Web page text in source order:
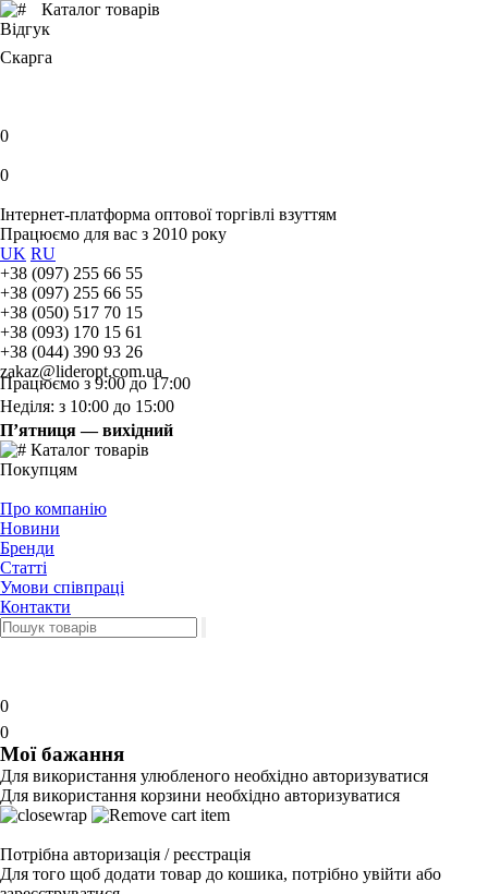
Каталог товарів
Відгук
Скарга
0
0
Інтернет-платформа оптової торгівлі взуттям
Працюємо для вас з 2010 року
UK RU
+38 (097) 255 66 55
+38 (097) 255 66 55
+38 (050) 517 70 15
+38 (093) 170 15 61
+38 (044) 390 93 26
zakaz@lideropt.com.ua
Працюємо з 9:00 до 17:00
Неділя: з 10:00 до 15:00
П’ятниця — вихідний
Каталог товарів
Покупцям
Про компанію
Новини
Бренди
Статті
Умови співпраці
Контакти
0
0
Мої бажання
Для використання улюбленого необхідно авторизуватися
Для використання корзини необхідно авторизуватися
Потрібна авторизація / реєстрація
Для того щоб додати товар до кошика, потрібно увійти або